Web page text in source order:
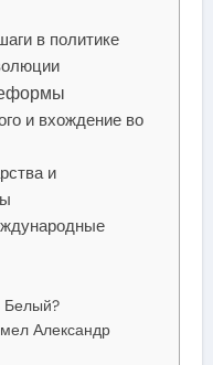
в политике
и вхождение во
и
Белый?
Александр